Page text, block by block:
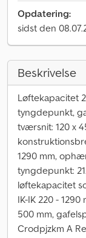
Opdatering:
sidst den
Beskrivelse
Løftekapacitet
tyngdepunkt,
tværsnit: 120 x
1290 mm,
tyngdepunkt:
løftekapacitet
IK-IK 220 -
500 mm,
Crodpjzkm A